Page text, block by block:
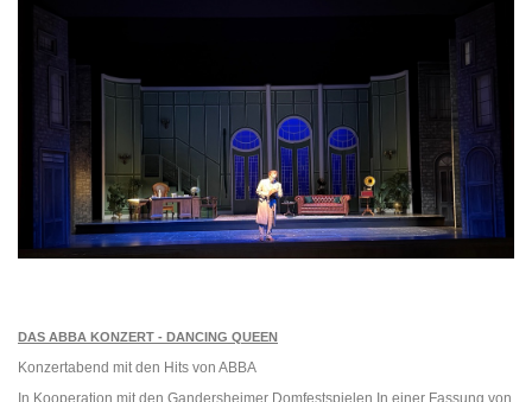
DAS ABBA KONZERT - DANCING QUEEN
Konzertabend mit den Hits von ABBA
In Kooperation mit den Gandersheimer Domfestspielen In einer Fassung von